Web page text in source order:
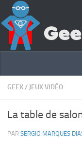
GEEK/ JEUX VIDÉO
La table de
PAR SERGIO MARQUES